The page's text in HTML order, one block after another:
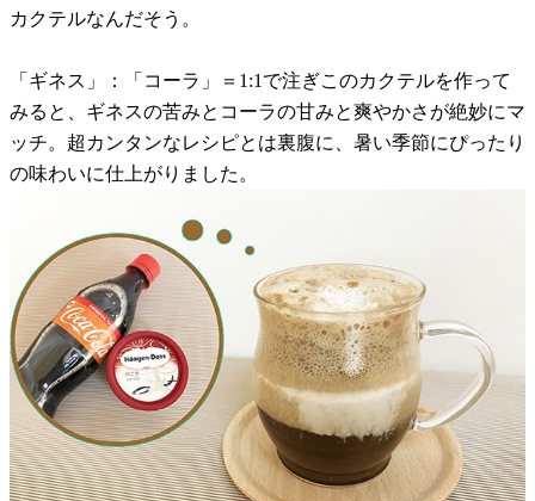
カクテルなんだそう。
「ギネス」：「コーラ」＝1:1で注ぎこのカクテルを作って
みると、ギネスの苦みとコーラの甘みと爽やかさが絶妙にマ
ッチ。超カンタンなレシピとは裏腹に、暑い季節にぴったり
の味わいに仕上がりました。